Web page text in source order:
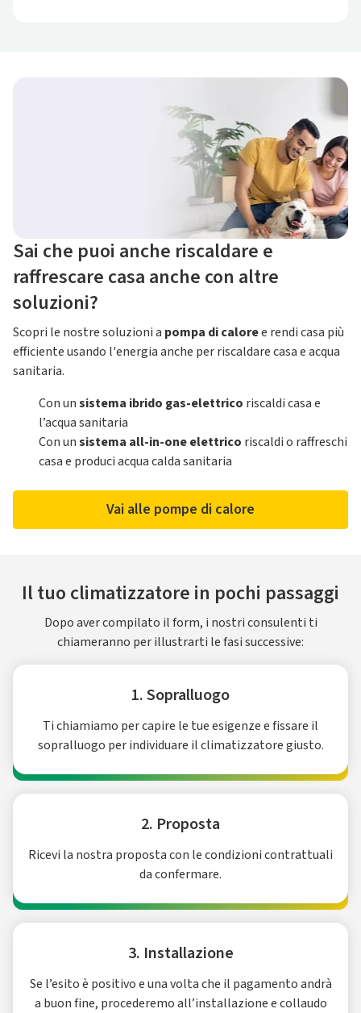
Sai che puoi anche riscaldare e
raffrescare casa anche con altre
soluzioni?
Scopri le nostre soluzioni a pompa di caloree rendi casa più
efficiente usando l'energia anche per riscaldare casa e acqua
sanitaria.
Con unsistema ibrido gas-elettrico riscaldi casa e
l’acqua sanitaria
Con unsistema all-in-one elettrico riscaldi o raffreschi
casa e produci acqua calda sanitaria
Vai alle pompe di calore
Il tuo climatizzatore in pochi passaggi
Dopo aver compilato il form, i nostri consulenti ti
chiameranno per illustrarti le fasi successive:
1. Sopralluogo
Ti chiamiamo per capire le tue esigenze e fissare il
sopralluogo per individuare il climatizzatore giusto.
2. Proposta
Ricevi la nostra proposta con le condizioni contrattuali
da confermare.
3. Installazione
Se l’esito è positivo e una volta che il pagamento andrà
a buon fine, procederemo all’installazione e collaudo